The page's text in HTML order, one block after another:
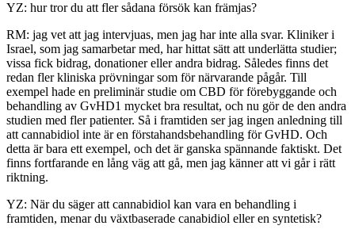
YZ: hur tror du att fler sådana försök kan främjas?
RM: jag vet att jag intervjuas, men jag har inte alla svar. Kliniker i
Israel, som jag samarbetar med, har hittat sätt att underlätta studier;
vissa fick bidrag, donationer eller andra bidrag. Således finns det
redan fler kliniska prövningar som för närvarande pågår. Till
exempel hade en preliminär studie om CBD för förebyggande och
behandling av GvHD1 mycket bra resultat, och nu gör de den andra
studien med fler patienter. Så i framtiden ser jag ingen anledning till
att cannabidiol inte är en förstahandsbehandling för GvHD. Och
detta är bara ett exempel, och det är ganska spännande faktiskt. Det
finns fortfarande en lång väg att gå, men jag känner att vi går i rätt
riktning.
YZ: När du säger att cannabidiol kan vara en behandling i
framtiden, menar du växtbaserade canabidiol eller en syntetisk?